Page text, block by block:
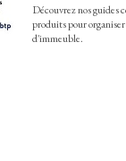
Découvrez nos guides
produits pour
d'immeuble.